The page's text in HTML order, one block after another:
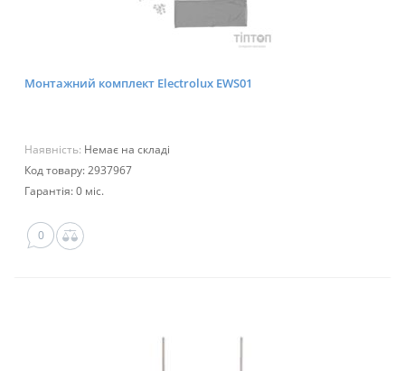
Монтажний комплект Electrolux EWS01
Наявність: Немає на складі
Код товару: 2937967
Гарантія: 0 міс.
0